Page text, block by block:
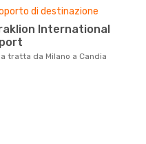
di destinazione
la tratta da Milano a Candia